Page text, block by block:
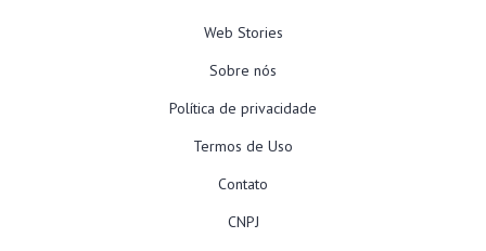
Web Stories
Sobre nós
Política de privacidade
Termos de Uso
Contato
CNPJ